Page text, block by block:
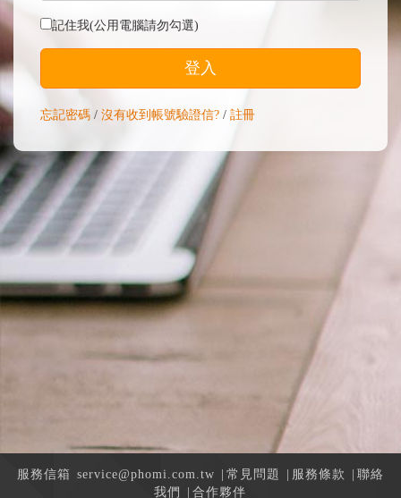
記住我(公用電腦請勿勾選)
忘記密碼 / 沒有收到帳號驗證信? / 註冊
服務信箱 service@phomi.com.tw 常見問題 服務條款
聯絡
我們
合作夥伴